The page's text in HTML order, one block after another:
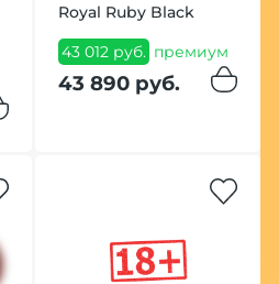
Royal Ruby Black
43 012 руб. премиум
43 890 руб.